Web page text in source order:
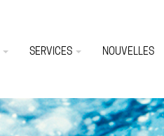
SERVICES NOUVELLES